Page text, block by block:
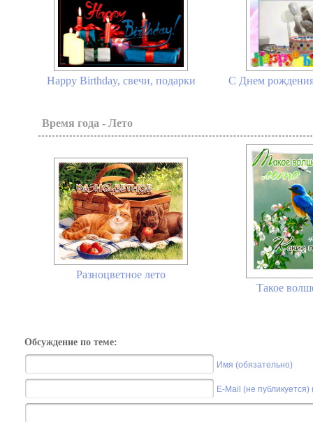
Happy Birthday, свечи, подарки С Днем
Время года - Лето
Разноцветное лето
Такое
Обсуждение по теме:
Имя (обязательно)
E-Mail (не